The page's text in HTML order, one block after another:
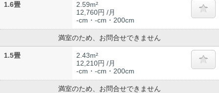
1.6畳
2.59m²
12,760円 /月
-cm・-cm・200cm
満室のため、お問合せできません
1.5畳
2.43m²
12,210円 /月
-cm・-cm・200cm
満室のため、お問合せできません